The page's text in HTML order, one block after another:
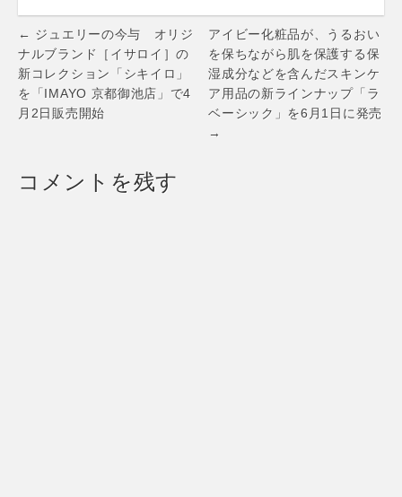
型壁掛け時計に新
デザイン登場！ ～
Maxi Swatch(マキ
シ・スウォッチ)が
新デザインで9月25
日登場～
につき、8月29日に
全国展開スター
ト！ ～100％スイ
ス製＆最大90時間
のパワーリザーブ
～
Post
navigation
← ジュエリーの今与 オリジ
ナルブランド［イサロイ］の
新コレクション「シキイロ」
を「IMAYO 京都御池店」で4
月2日販売開始
アイビー化粧品が、うるおい
を保ちながら肌を保護する保
湿成分などを含んだスキンケ
ア用品の新ラインナップ「ラ
ベーシック」を6月1日に発売
→
コメントを残す